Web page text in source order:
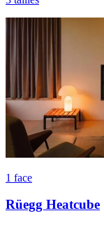
1 face
Rüegg Heatcube